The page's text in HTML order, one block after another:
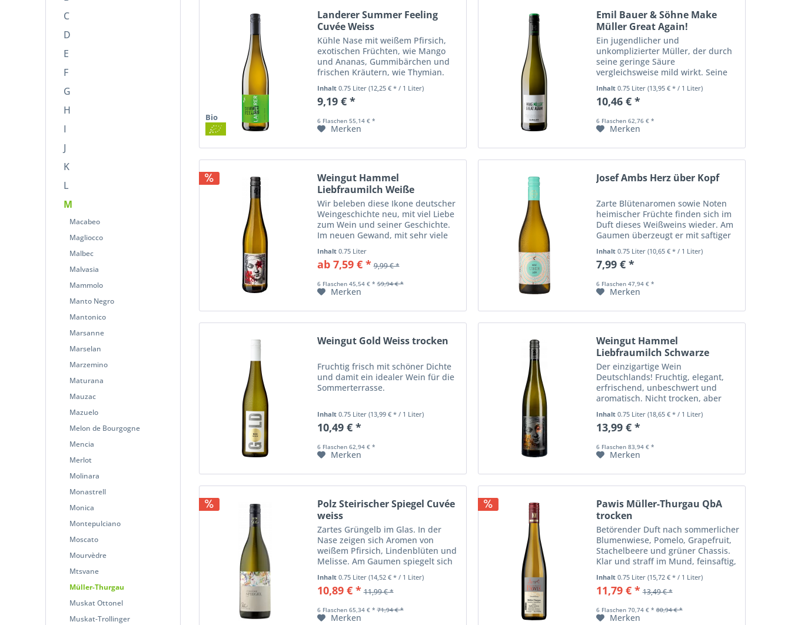
C
D
E
F
G
H
I
J
K
L
M
Macabeo
Magliocco
Malbec
Malvasia
Mammolo
Manto Negro
Mantonico
Marsanne
Marselan
Marzemino
Maturana
Mauzac
Mazuelo
Melon de Bourgogne
Mencia
Merlot
Molinara
Monastrell
Monica
Montepulciano
Moscato
Mourvèdre
Mtsvane
Müller-Thurgau
Muskat Ottonel
Muskat-Trollinger
Bio
Landerer Summer Feeling
Cuvée Weiss
Kühle Nase mit weißem Pfirsich,
exotischen Früchten, wie Mango
und Ananas, Gummibärchen und
frischen Kräutern, wie Thymian.
Klar und feinsaftig; lebendig und
frisch; schlank wirkender Körper
mit fester Struktur; weißer
Inhalt 0.75 Liter (12,25 € * / 1 Liter)
9,19 € *
6 Flaschen 55,14 € *
Merken
Emil Bauer & Söhne Make
Müller Great Again!
Ein jugendlicher und
unkomplizierter Müller, der durch
seine geringe Säure
vergleichsweise mild wirkt. Seine
blumige Fruchtigkeit wird am
Gaumen von einer feinen
Muskatnote ergänzt und macht ihn
Inhalt 0.75 Liter (13,95 € * / 1 Liter)
10,46 € *
6 Flaschen 62,76 € *
Merken
Weingut Hammel
Liebfraumilch Weiße
Madonna
Wir beleben diese Ikone deutscher
Weingeschichte neu, mit viel Liebe
zum Wein und seiner Geschichte.
Im neuen Gewand, mit sehr viele
Freude und noch mehr gelebter
Qualität! Völlig unbeschwert und
aromatisch durch eine kühle
Inhalt 0.75 Liter
ab 7,59 € * 9,99 € *
6 Flaschen 45,54 € * 59,94 € *
Merken
Josef Ambs Herz über Kopf
Zarte Blütenaromen sowie Noten
heimischer Früchte finden sich im
Duft dieses Weißweins wieder. Am
Gaumen überzeugt er mit saftiger
Frische und brillanter Finesse.
Inhalt 0.75 Liter (10,65 € * / 1 Liter)
7,99 € *
6 Flaschen 47,94 € *
Merken
Weingut Gold Weiss trocken
Fruchtig frisch mit schöner Dichte
und damit ein idealer Wein für die
Sommerterrasse.
Inhalt 0.75 Liter (13,99 € * / 1 Liter)
10,49 € *
6 Flaschen 62,94 € *
Merken
Weingut Hammel
Liebfraumilch Schwarze
Madonna
Der einzigartige Wein
Deutschlands! Fruchtig, elegant,
erfrischend, unbeschwert und
aromatisch. Nicht trocken, aber
weit entfernt von lieblich oder süß.
Tradition und Moderne perfekt
vereint!
Inhalt 0.75 Liter (18,65 € * / 1 Liter)
13,99 € *
6 Flaschen 83,94 € *
Merken
Polz Steirischer Spiegel Cuvée
weiss
Zartes Grüngelb im Glas. In der
Nase zeigen sich Aromen von
weißem Pfirsich, Lindenblüten und
Melisse. Am Gaumen spiegelt sich
die Steiermark: leicht, frisch und
saftig mit einem sanften Druck
leichter Würze, einer
Inhalt 0.75 Liter (14,52 € * / 1 Liter)
10,89 € * 11,99 € *
6 Flaschen 65,34 € * 71,94 € *
Merken
Pawis Müller-Thurgau QbA
trocken
Betörender Duft nach sommerlicher
Blumenwiese, Pomelo, Grapefruit,
Stachelbeere und grüner Chassis.
Klar und straff im Mund, feinsaftig,
lebendig mit sehr animierender
Frucht, Kirschbonbons, Pomelo,
sommerlicher Blumenwiese,...
Inhalt 0.75 Liter (15,72 € * / 1 Liter)
11,79 € * 13,49 € *
6 Flaschen 70,74 € * 80,94 € *
Merken